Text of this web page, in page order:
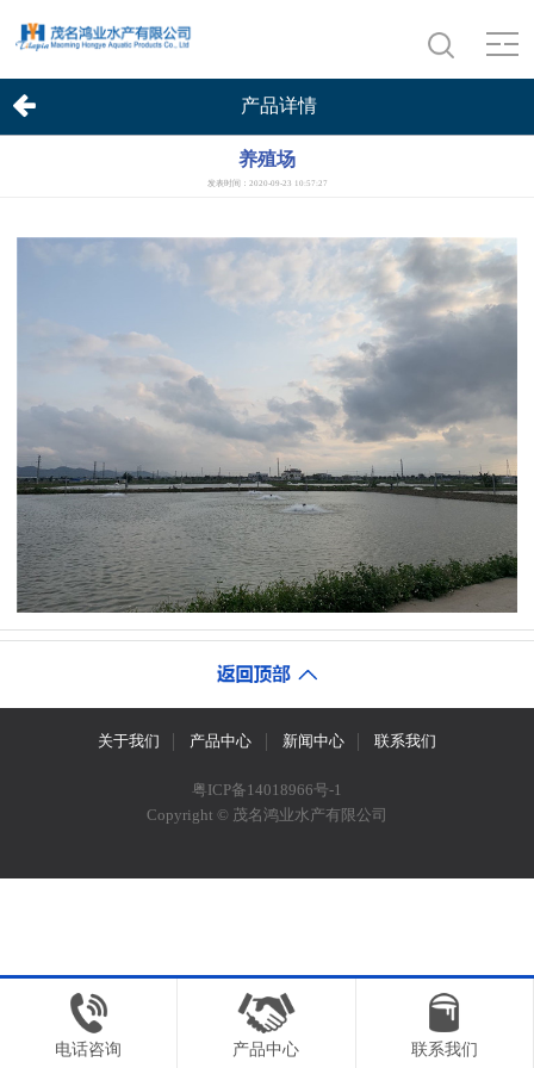
产品详情
养殖场
发表时间：2020-09-23 10:57:27
关于我们 产品中心 新闻中心 联系我们
粤ICP备14018966号-1
Copyright © 茂名鸿业水产有限公司
电话咨询 产品中心 联系我们